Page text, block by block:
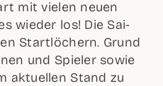
mit vie­len neu­en
wie­der los! Die Sai­
Start­lö­chern. Grund
und Spie­ler sowie
aktu­el­len Stand zu